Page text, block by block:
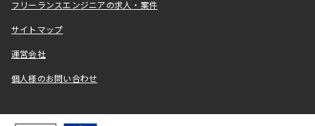
フリーランスエンジニアの求人・案件
サイトマップ
運営会社
個人様のお問い合わせ